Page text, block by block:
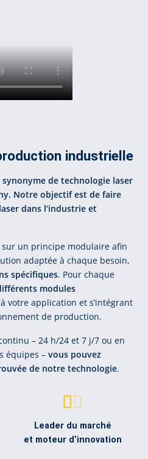
industrielle
de technologie laser
Notre objectif est de faire
dans l’industrie et
un principe modulaire afin
adaptée à chaque besoin,
spécifiques. Pour chaque
modules
à votre application et s’intégrant
de production.
– 24 h/24 et 7 j/7 ou en
équipes – vous pouvez
de notre technologie.
Leader du marché
et moteur d’innovation